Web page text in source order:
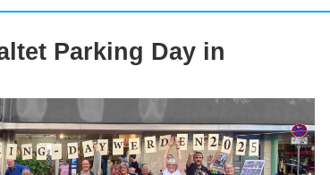
Parking Day in